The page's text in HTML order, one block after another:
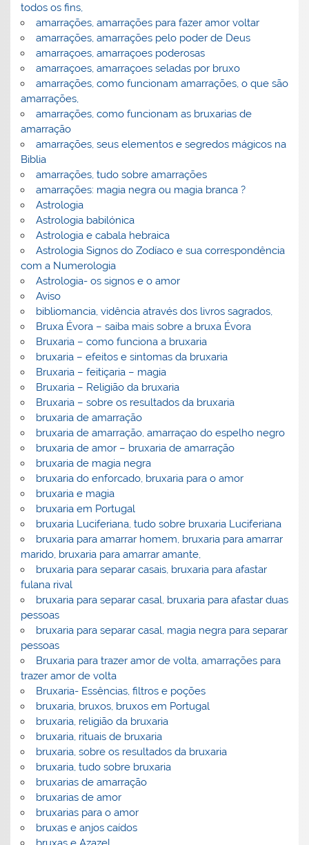
todos os fins,
amarrações, amarrações para fazer amor voltar
amarrações, amarrações pelo poder de Deus
amarraçoes, amarraçoes poderosas
amarraçoes, amarraçoes seladas por bruxo
amarrações, como funcionam amarrações, o que são
amarrações,
amarrações, como funcionam as bruxarias de
amarração
amarrações, seus elementos e segredos mágicos na
Biblia
amarrações, tudo sobre amarrações
amarrações: magia negra ou magia branca ?
Astrologia
Astrologia babilónica
Astrologia e cabala hebraica
Astrologia Signos do Zodíaco e sua correspondência
com a Numerologia
Astrologia- os signos e o amor
Aviso
bibliomancia, vidência através dos livros sagrados,
Bruxa Évora – saiba mais sobre a bruxa Évora
Bruxaria – como funciona a bruxaria
bruxaria – efeitos e sintomas da bruxaria
Bruxaria – feitiçaria – magia
Bruxaria – Religião da bruxaria
Bruxaria – sobre os resultados da bruxaria
bruxaria de amarração
bruxaria de amarração, amarraçao do espelho negro
bruxaria de amor – bruxaria de amarração
bruxaria de magia negra
bruxaria do enforcado, bruxaria para o amor
bruxaria e magia
bruxaria em Portugal
bruxaria Luciferiana, tudo sobre bruxaria Luciferiana
bruxaria para amarrar homem, bruxaria para amarrar
marido, bruxaria para amarrar amante,
bruxaria para separar casais, bruxaria para afastar
fulana rival
bruxaria para separar casal, bruxaria para afastar duas
pessoas
bruxaria para separar casal, magia negra para separar
pessoas
Bruxaria para trazer amor de volta, amarrações para
trazer amor de volta
Bruxaria- Essências, filtros e poções
bruxaria, bruxos, bruxos em Portugal
bruxaria, religião da bruxaria
bruxaria, rituais de bruxaria
bruxaria, sobre os resultados da bruxaria
bruxaria, tudo sobre bruxaria
bruxarias de amarração
bruxarias de amor
bruxarias para o amor
bruxas e anjos caídos